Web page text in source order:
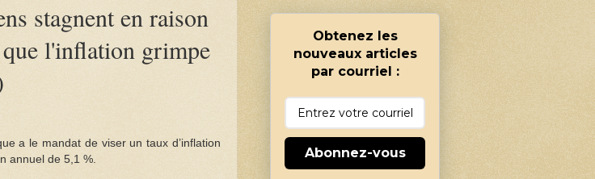
stagnent en raison
l'inflation grimpe
a le mandat de viser un taux d’inflation
annuel de 5,1 %.
Obtenez les
nouveaux articles
par courriel :
Abonnez-vous